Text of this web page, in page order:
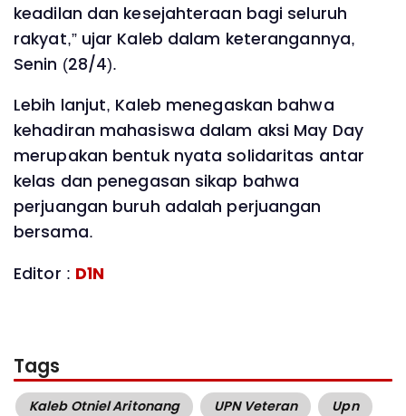
keadilan dan kesejahteraan bagi seluruh
rakyat,” ujar Kaleb dalam keterangannya,
Senin (28/4).
Lebih lanjut, Kaleb menegaskan bahwa
kehadiran mahasiswa dalam aksi May Day
merupakan bentuk nyata solidaritas antar
kelas dan penegasan sikap bahwa
perjuangan buruh adalah perjuangan
bersama.
Editor : D1N
Tags
Kaleb Otniel Aritonang UPN Veteran
Upn